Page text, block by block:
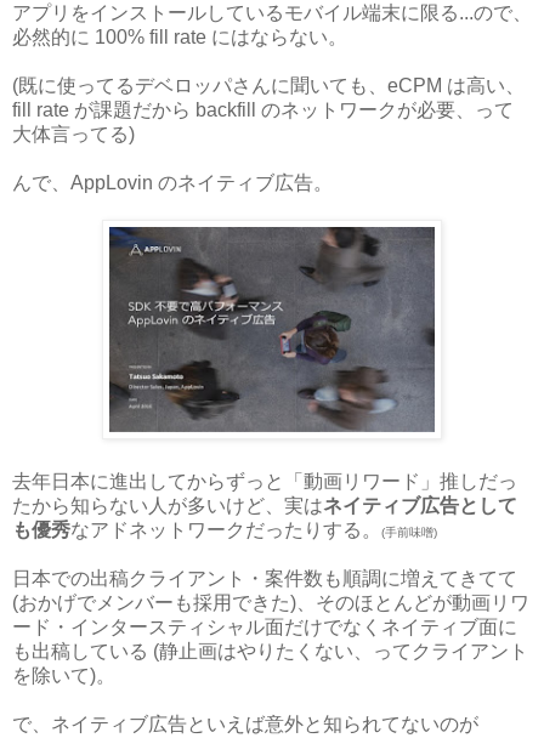
アプリをインストールしているモバイル端末に限る...ので、
必然的に 100% fill rate にはならない。
(既に使ってるデベロッパさんに聞いても、eCPM は高い、
fill rate が課題だから backfill のネットワークが必要、って
大体言ってる)
んで、AppLovin のネイティブ広告。
去年日本に進出してからずっと「動画リワード」推しだっ
たから知らない人が多いけど、実はネイティブ広告として
も優秀なアドネットワークだったりする。 (手前味噌)
日本での出稿クライアント・案件数も順調に増えてきてて
(おかげでメンバーも採用できた)、そのほとんどが動画リワ
ード・インタースティシャル面だけでなくネイティブ面に
も出稿している (静止画はやりたくない、ってクライアント
を除いて)。
で、ネイティブ広告といえば意外と知られてないのが